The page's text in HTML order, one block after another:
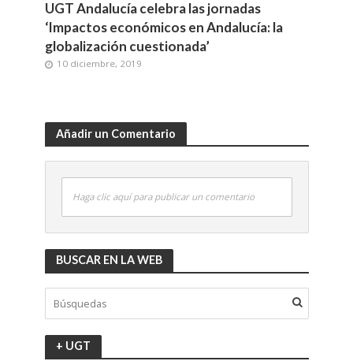
UGT Andalucía celebra las jornadas
‘Impactos económicos en Andalucía: la
globalización cuestionada’
10 diciembre, 2019
Añadir un Comentario
Haga clic aquí para publicar un comentario
BUSCAR EN LA WEB
+ UGT